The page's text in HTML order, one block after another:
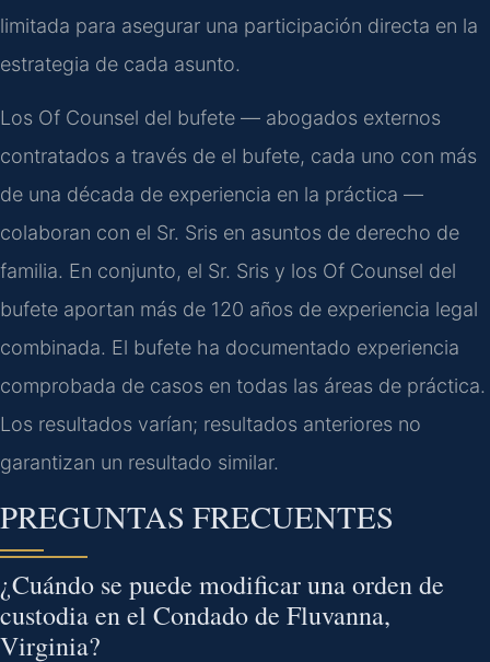
limitada para asegurar una participación directa en la
estrategia de cada asunto.
Los Of Counsel del bufete — abogados externos
contratados a través de el bufete, cada uno con más
de una década de experiencia en la práctica —
colaboran con el Sr. Sris en asuntos de derecho de
familia. En conjunto, el Sr. Sris y los Of Counsel del
bufete aportan más de 120 años de experiencia legal
combinada. El bufete ha documentado experiencia
comprobada de casos en todas las áreas de práctica.
Los resultados varían; resultados anteriores no
garantizan un resultado similar.
PREGUNTAS FRECUENTES
¿Cuándo se puede modificar una orden de
custodia en el Condado de Fluvanna,
Virginia?